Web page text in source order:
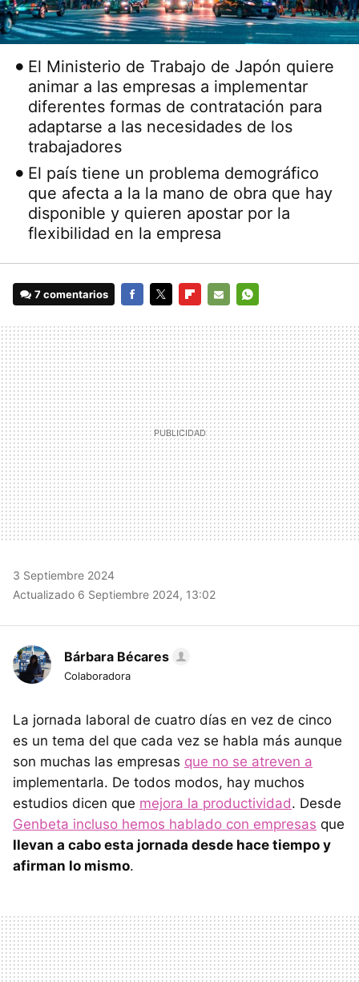
El Ministerio de Trabajo de Japón quiere
animar a las empresas a implementar
diferentes formas de contratación para
adaptarse a las necesidades de los
trabajadores
El país tiene un problema demográfico
que afecta a la la mano de obra que hay
disponible y quieren apostar por la
flexibilidad en la empresa
7 comentarios
MAIL
3 Septiembre 2024
Actualizado 6 Septiembre 2024, 13:02
Bárbara Bécares
Colaboradora
La jornada laboral de cuatro días en vez de cinco
es un tema del que cada vez se habla más aunque
son muchas las empresas que no se atreven a
implementarla. De todos modos, hay muchos
estudios dicen que mejora la productividad. Desde
Genbeta incluso hemos hablado con empresas que
llevan a cabo esta jornada desde hace tiempo y
afirman lo mismo.